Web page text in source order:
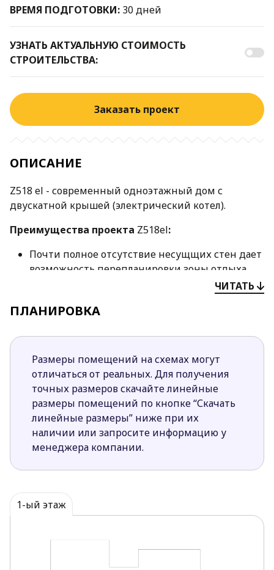
ВРЕМЯ ПОДГОТОВКИ: 30 дней
УЗНАТЬ АКТУАЛЬНУЮ СТОИМОСТЬ
СТРОИТЕЛЬСТВА:
Заказать проект
ОПИСАНИЕ
Z518 el - современный одноэтажный дом с
двускатной крышей (электрический котел).
Преимущества проекта Z518el:
Почти полное отсутствие несущщих стен дает
возможность перепланировки зоны отдыха.
На первом уровне спроектирован кабинет,
который огражден большими стеклянными
раздвижными дверьми от просторной
Простая форма и двускатная крыша дома
позволяет снизить затраты на его
строительство и содержание.
Оригинальное оформление входной зоны уже
с порога говорит гостям о хорошем вкусе
владельца.
Три просторные спальные комнаты с правой
родительской комнате находится личная
Традиционная архитектура и стильное
внимание как сторонников классического, так и
ЧИТАТЬ
ПЛАНИРОВКА
Размеры помещений на схемах могут
отличаться от реальных. Для получения
точных размеров скачайте линейные
размеры помещений по кнопке “Скачать
линейные размеры” ниже при их
наличии или запросите информацию у
менеджера компании.
1-ый этаж